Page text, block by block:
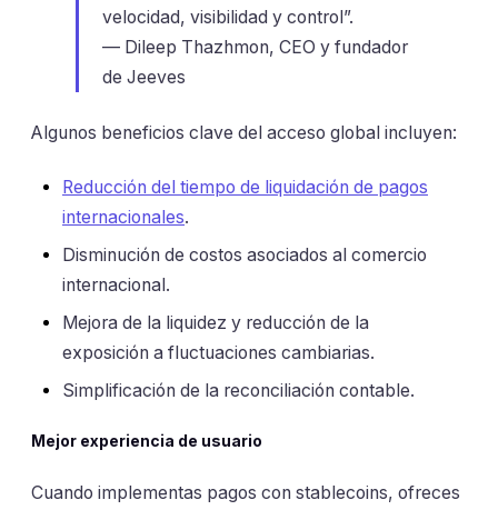
velocidad, visibilidad y control”.
— Dileep Thazhmon, CEO y fundador
de Jeeves
Algunos beneficios clave del acceso global incluyen:
Reducción del tiempo de liquidación de pagos
internacionales.
Disminución de costos asociados al comercio
internacional.
Mejora de la liquidez y reducción de la
exposición a fluctuaciones cambiarias.
Simplificación de la reconciliación contable.
Mejor experiencia de usuario
Cuando implementas pagos con stablecoins, ofreces